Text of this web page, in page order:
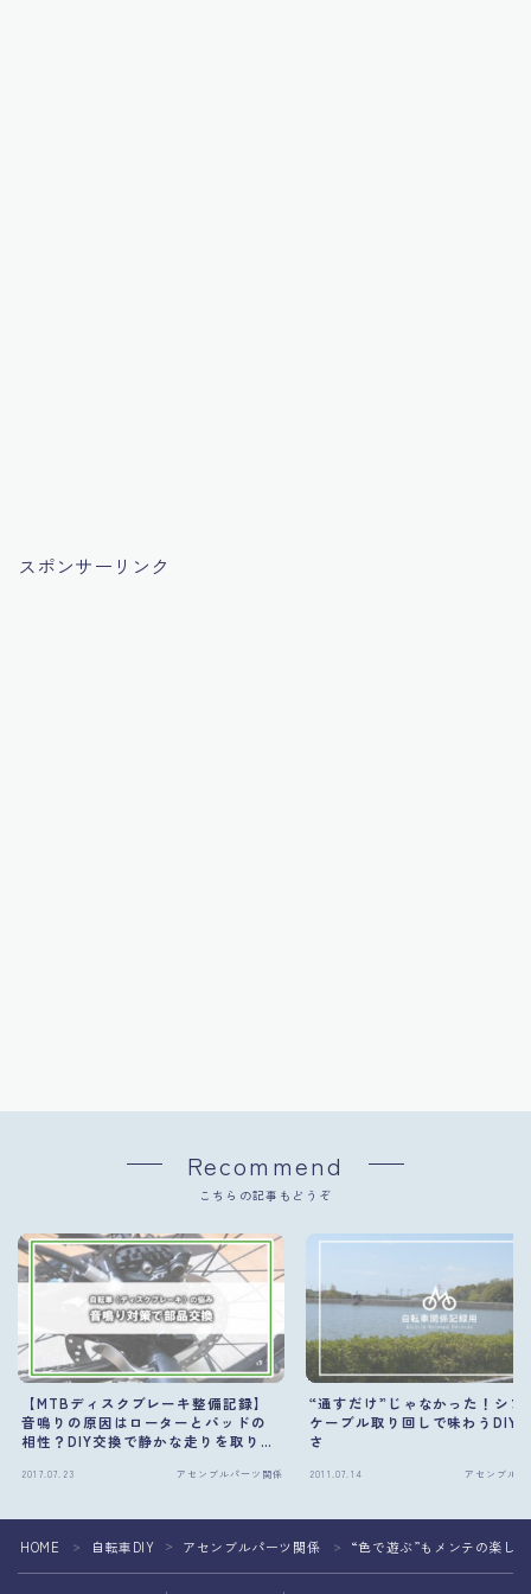
スポンサーリンク
Recommend
こちらの記事もどうぞ
【MTBディスクブレーキ整備記録】
音鳴りの原因はローターとパッドの
相性？DIY交換で静かな走りを取り戻
2017.07.23 アセンブルパーツ関係
“通すだけ”じゃなかった！シフ
ケーブル取り回しで味わうDIY
さ
2011.07.14 アセンブルパ
HOME ＞ 自転車DIY ＞ アセンブルパーツ関係 ＞ “色で遊ぶ”もメンテの楽し